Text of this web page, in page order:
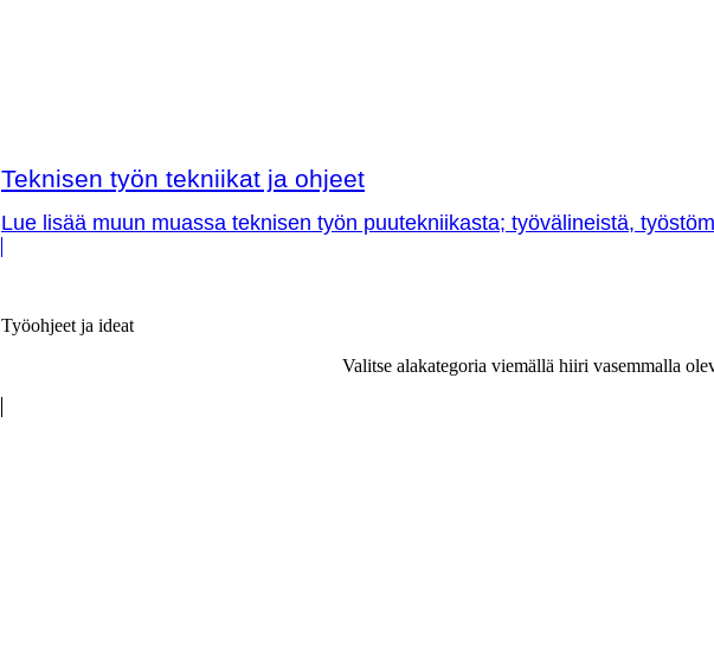
Teknisen työn tekniikat ja ohjeet
Lue lisää muun muassa teknisen työn puutekniikasta; työvälineistä,
Työohjeet ja ideat
Valitse alakategoria viemällä hiiri vasemmalla